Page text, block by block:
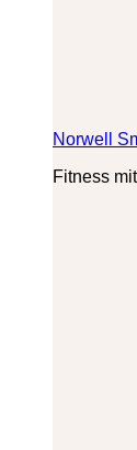
Norwell
Fitness